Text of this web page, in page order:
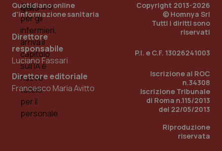
Quotidiano online
d'informazione sanitaria
Direttore
responsabile
Luciano Fassari
Direttore editoriale
Francesco Maria Avitto
Copyright 2013-2026
© Homnya Srl
Tutti i diritti sono
riservati
P.I. e C.F. 13026241003
Iscrizione al ROC
n.34308
Iscrizione Tribunale
di Roma n.115/2013
del 22/05/2013
Riproduzione
riservata
PHPSESSID
www.quotidianosanita.it